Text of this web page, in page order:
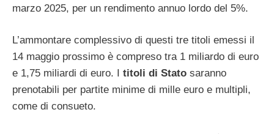
marzo 2025, per un rendimento annuo lordo del 5%.
L’ammontare complessivo di questi tre titoli emessi il
14 maggio prossimo è compreso tra 1 miliardo di euro
e 1,75 miliardi di euro. I titoli di Stato saranno
prenotabili per partite minime di mille euro e multipli,
come di consueto.